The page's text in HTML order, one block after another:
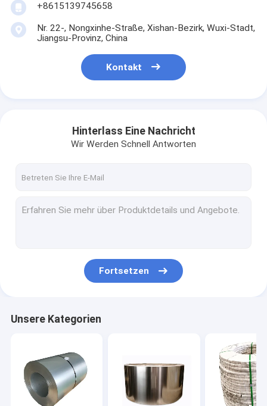
+8615139745658
Nr. 22-, Nongxinhe-Straße, Xishan-Bezirk, Wuxi-Stadt,
Jiangsu-Provinz, China
Kontakt
Hinterlass Eine Nachricht
Wir Werden Schnell Antworten
Fortsetzen
Unsere Kategorien